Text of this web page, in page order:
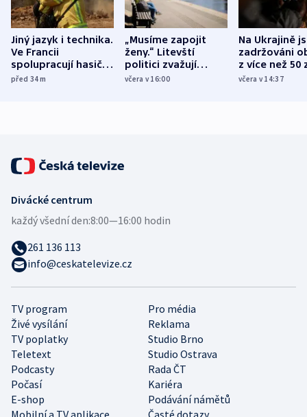
Jiný jazyk i technika.
Ve Francii
spolupracují hasiči z
různých zemí
před 34m
„Musíme zapojit
ženy.“ Litevští
politici zvažují
dohodu o
včera v 16:00
Na Ukrajině
zadržováni
z více než 50
Bojovali na
včera v 14:37
TV program
Pro média
Živé vysílání
Reklama
TV poplatky
Studio Brno
Teletext
Studio Ostrava
Podcasty
Rada ČT
Počasí
Kariéra
E-shop
Podávání námětů
Mobilní a TV aplikace
Časté dotazy
Divácké centrum
každý všední den:8:00—16:00 hodin
261 136 113
info@ceskatelevize.cz